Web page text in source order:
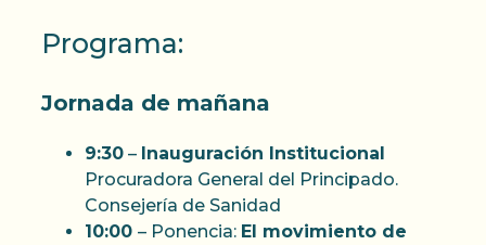
Programa:
Jornada de mañana
9:30 – Inauguración Institucional
Procuradora General del Principado.
Consejería de Sanidad
10:00 – Ponencia: El movimiento de